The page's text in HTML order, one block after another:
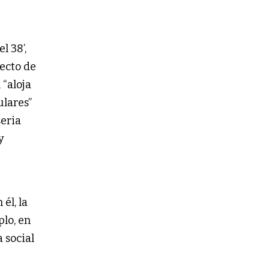
38’,
de
él, la
en
social